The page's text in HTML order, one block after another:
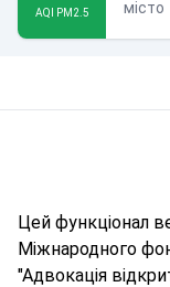
AQI PM2.5 місто
Цей функціонал
Міжнародного
"Адвокація